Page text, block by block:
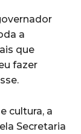
a
que
fazer
cultura, a
Secretaria